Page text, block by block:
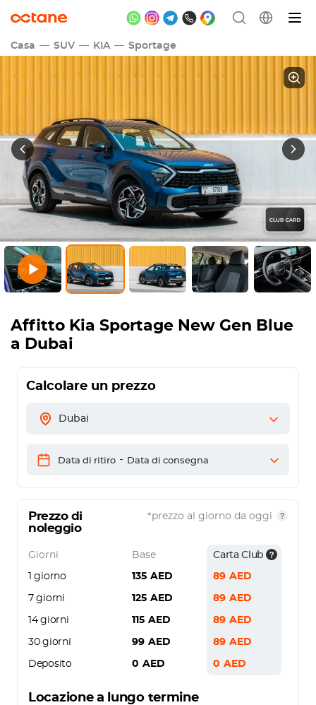
Casa SUV KIA Sportage
Affitto Kia Sportage New Gen Blue
a Dubai
Calcolare un prezzo
Dubai
Data di ritiro - Data di consegna
Prezzo di
noleggio
*prezzo al giorno da oggi
Giorni Base Carta Club
1 giorno 135 AED 89 AED
7 giorni 125 AED 89 AED
14 giorni 115 AED 89 AED
30 giorni 99 AED 89 AED
Deposito 0 AED 0 AED
Locazione a lungo termine